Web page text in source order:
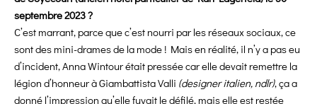
septembre 2023 ?
C’est marrant, parce que c’est nourri par les réseaux sociaux, ce
sont des mini-drames de la mode ! Mais en réalité, il n’y a pas eu
d’incident, Anna Wintour était pressée car elle devait remettre la
légion d’honneur à Giambattista Valli (designer italien, ndlr), ça a
donné l’impression qu’elle fuyait le défilé, mais elle est restée